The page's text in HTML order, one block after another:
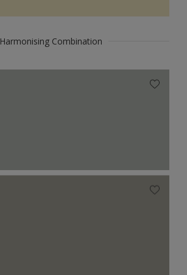
Harmonising Combination